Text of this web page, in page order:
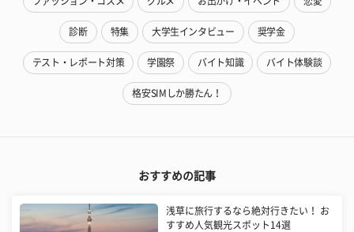
診断 特集 大学生インタビュー 奨学金
テスト・レポート対策 学園祭 バイト知識 バイト体験談
格安SIMしか勝たん！
おすすめの記事
浅草に旅行するなら絶対行きたい！ お
すすめ人気観光スポット14選